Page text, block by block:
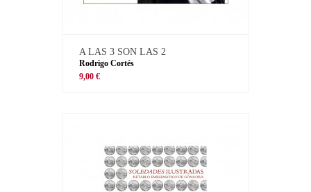
A LAS 3 SON LAS 2
Rodrigo Cortés
9,00 €